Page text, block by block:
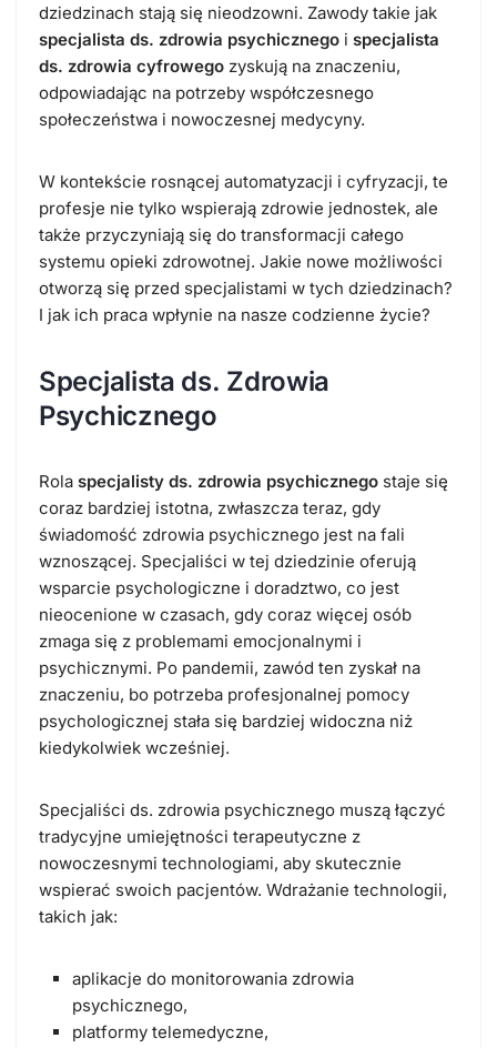
dziedzinach stają się nieodzowni. Zawody takie jak
specjalista ds. zdrowia psychicznego i specjalista
ds. zdrowia cyfrowego zyskują na znaczeniu,
odpowiadając na potrzeby współczesnego
społeczeństwa i nowoczesnej medycyny.
W kontekście rosnącej automatyzacji i cyfryzacji, te
profesje nie tylko wspierają zdrowie jednostek, ale
także przyczyniają się do transformacji całego
systemu opieki zdrowotnej. Jakie nowe możliwości
otworzą się przed specjalistami w tych dziedzinach?
I jak ich praca wpłynie na nasze codzienne życie?
Specjalista ds. Zdrowia
Psychicznego
Rola specjalisty ds. zdrowia psychicznego staje się
coraz bardziej istotna, zwłaszcza teraz, gdy
świadomość zdrowia psychicznego jest na fali
wznoszącej. Specjaliści w tej dziedzinie oferują
wsparcie psychologiczne i doradztwo, co jest
nieocenione w czasach, gdy coraz więcej osób
zmaga się z problemami emocjonalnymi i
psychicznymi. Po pandemii, zawód ten zyskał na
znaczeniu, bo potrzeba profesjonalnej pomocy
psychologicznej stała się bardziej widoczna niż
kiedykolwiek wcześniej.
Specjaliści ds. zdrowia psychicznego muszą łączyć
tradycyjne umiejętności terapeutyczne z
nowoczesnymi technologiami, aby skutecznie
wspierać swoich pacjentów. Wdrażanie technologii,
takich jak:
aplikacje do monitorowania zdrowia
psychicznego,
platformy telemedyczne,